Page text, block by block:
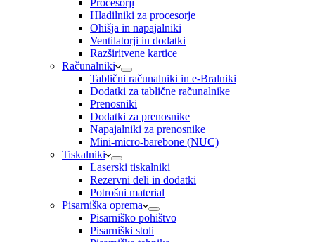
Procesorji
Hladilniki za procesorje
Ohišja in napajalniki
Ventilatorji in dodatki
Razširitvene kartice
Računalniki
Tablični računalniki in e-Bralniki
Dodatki za tablične računalnike
Prenosniki
Dodatki za prenosnike
Napajalniki za prenosnike
Mini-micro-barebone (NUC)
Tiskalniki
Laserski tiskalniki
Rezervni deli in dodatki
Potrošni material
Pisarniška oprema
Pisarniško pohištvo
Pisarniški stoli